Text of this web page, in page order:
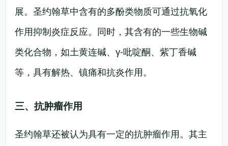
展。圣约翰草中含有的多酚类物质可通过抗氧化
作用抑制炎症反应。同时，其含有的一些生物碱
类化合物，如土黄连碱、γ-吡啶酮、紫丁香碱
等，具有解热、镇痛和抗炎作用。
三、抗肿瘤作用
圣约翰草还被认为具有一定的抗肿瘤作用。其主